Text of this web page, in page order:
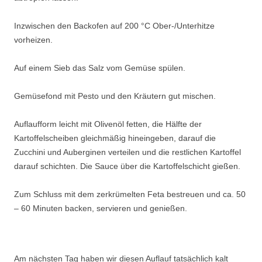
Inzwischen den Backofen auf 200 °C Ober-/Unterhitze
vorheizen.
Auf einem Sieb das Salz vom Gemüse spülen.
Gemüsefond mit Pesto und den Kräutern gut mischen.
Auflaufform leicht mit Olivenöl fetten, die Hälfte der
Kartoffelscheiben gleichmäßig hineingeben, darauf die
Zucchini und Auberginen verteilen und die restlichen Kartoffel
darauf schichten. Die Sauce über die Kartoffelschicht gießen.
Zum Schluss mit dem zerkrümelten Feta bestreuen und ca. 50
– 60 Minuten backen, servieren und genießen.
Am nächsten Tag haben wir diesen Auflauf tatsächlich kalt